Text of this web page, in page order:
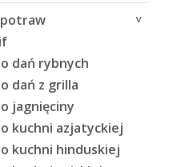
dań rybnych
dań z grilla
jagnięciny
kuchni azjatyckiej
kuchni hinduskiej